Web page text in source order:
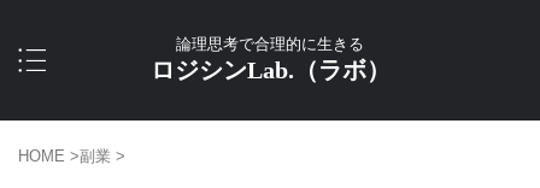
論理思考で合理的に生きる
ロジシンLab.（ラボ）
HOME >副業 >